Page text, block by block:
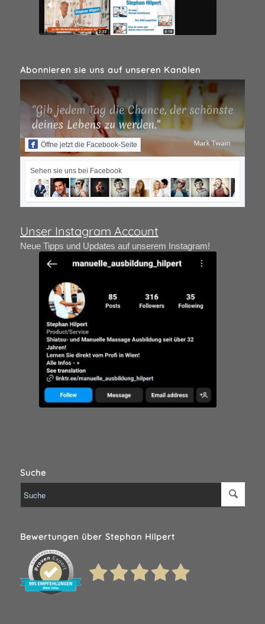
Abonnieren sie uns auf unseren Kanälen
Öffne jetzt die Facebook-Seite
Sehen sie uns bei Facebook
Unser Instagram Account
Neue Tipps und Updates auf unserem Instagram!
Suche
Bewertungen über Stephan Hilpert